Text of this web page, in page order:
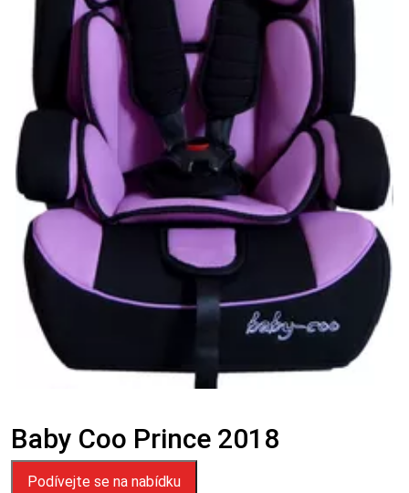
Baby Coo Prince 2018
Podívejte se na nabídku